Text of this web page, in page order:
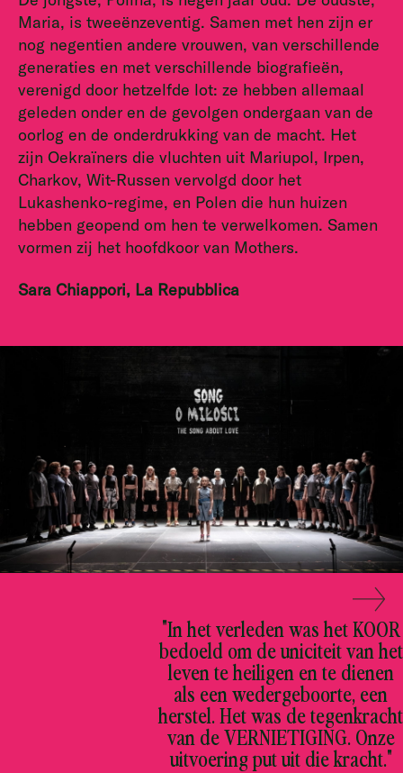
Maria, is tweeënzeventig. Samen met hen zijn er
nog negentien andere vrouwen, van verschillende
generaties en met verschillende biografieën,
verenigd door hetzelfde lot: ze hebben allemaal
geleden onder en de gevolgen ondergaan van de
oorlog en de onderdrukking van de macht. Het
zijn Oekraïners die vluchten uit Mariupol, Irpen,
Charkov, Wit-Russen vervolgd door het
Lukashenko-regime, en Polen die hun huizen
hebben geopend om hen te verwelkomen. Samen
vormen zij het hoofdkoor van Mothers.
Sara Chiappori, La Repubblica
"In het verleden was het KOOR
bedoeld om de uniciteit van het
leven te heiligen en te dienen
als een wedergeboorte, een
herstel. Het was de tegenkracht
van de VERNIETIGING. Onze
uitvoering put uit die kracht."